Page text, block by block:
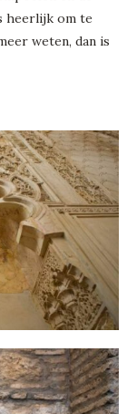
heerlijk om te
weten, dan is